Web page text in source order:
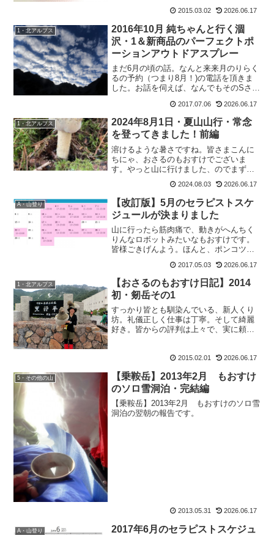
2015.03.02 2026.06.17
1・北アルプス
2016年10月 純ちゃんと行く涸
沢・1＆新商品のパーフェクトポ
ーションアウトドアスプレー
まだ6月の頃の話。なんと来来月のりらく
るの予約（つまり8月！)の電話を頂きま
した。お話を伺えば、なんでもそのSさん
そしてそして、初の北アルプスだとか。
それを聞いただけで、もおすけが一人勝
手にテンション上が...
2017.07.06 2026.06.17
1・北アルプス
2024年8月1日・夏山山行・常念
を登ってきました！前編
溶けるような暑さですね。皆さまこんに
ちにゃ、おさるのもおすけでございま
す。やっと山に行けました、のでまずは
念を登ってきました！実に1.5ヶ月ぶりの
テント泊。仕事を終えて、パッキングし
て片付けて。荷物...
2024.08.03 2026.06.17
A・山登り
【改訂版】5月のセラピストスケ
ジュールが決まりました
山に行ったら筋肉痛で、動きがへんちく
りんなロボットみたいなもおすけです。
皆様ごきげんよう。ほんと、ポンコツな
でしたが、翌日は快晴。で、仕事がある
ので下山して翌々日は筋肉痛治しのため
再び里山へ。楽しいGWで...
2017.05.03 2026.06.17
1・北アルプス
【おさるのもおすけ日記】2014
初・剱岳その1
すっかり皆とも馴染んでいる、新人くり
坊。礼儀正しく仕事は丁寧。そして綺麗
好き。皆からの評判は上々で、実に頼も
分』『親方』まではまぁ良しとしよう
2015.02.01 2026.06.17
5・その他の山
【乗鞍岳】2013年2月 もおすけ
のソロ雪洞泊・完結編
【乗鞍岳】2013年2月 もおすけのソロ雪
洞泊の翌朝の報告です。
2013.05.31 2026.06.17
A・山登り
2017年6月のセラピストスケジュ